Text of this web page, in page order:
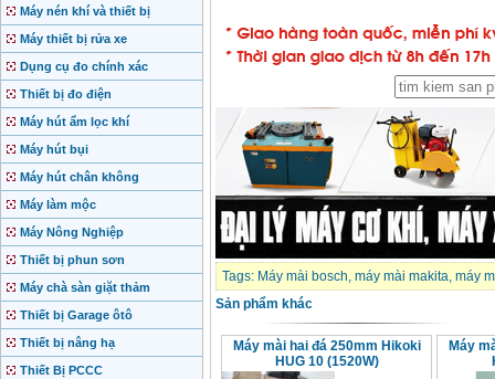
Máy nén khí và thiết bị
Máy thiết bị rửa xe
Dụng cụ đo chính xác
Thiết bị đo điện
Máy hút ẩm lọc khí
Máy hút bụi
Máy hút chân không
Máy làm mộc
Máy Nông Nghiệp
Thiết bị phun sơn
Máy chà sàn giặt thảm
Thiết bị Garage ôtô
Thiết bị nâng hạ
Thiết Bị PCCC
Tags: Máy mài bosch, máy mài makita, máy
Sản phẩm khác
Máy mài hai đá 250mm Hikoki
HUG 10 (1520W)
Máy